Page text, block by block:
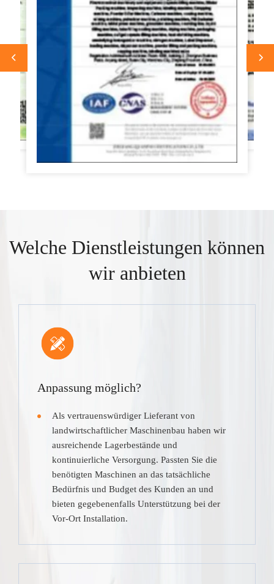
Welche Dienstleistungen können
wir anbieten
Anpassung möglich?
Als vertrauenswürdiger Lieferant von
landwirtschaftlicher Maschinenbau haben wir
ausreichende Lagerbestände und
kontinuierliche Versorgung. Passten Sie die
benötigten Maschinen an das tatsächliche
Bedürfnis und Budget des Kunden an und
bieten gegebenenfalls Unterstützung bei der
Vor-Ort Installation.